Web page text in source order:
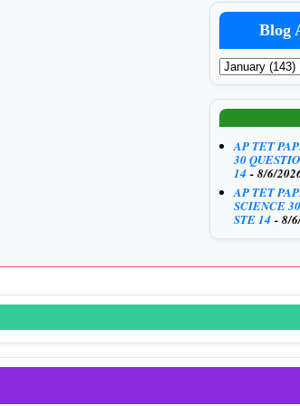
Blog
AP TET
30
14 - 8/6/
AP TET
SCIENCE
STE 14 - 8/